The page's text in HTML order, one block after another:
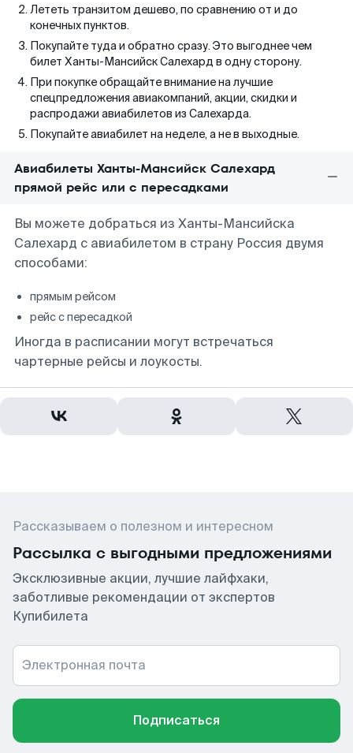
Лететь транзитом дешево, по сравнению от и до
конечных пунктов.
Покупайте туда и обратно сразу. Это выгоднее чем
билет Ханты-Мансийск Салехард в одну сторону.
При покупке обращайте внимание на лучшие
спецпредложения авиакомпаний, акции, скидки и
распродажи авиабилетов из Салехарда.
Покупайте авиабилет на неделе, а не в выходные.
Авиабилеты Ханты-Мансийск Салехард
прямой рейс или с пересадками
Вы можете добраться из Ханты-Мансийска
Салехард с авиабилетом в страну Россия двумя
способами:
прямым рейсом
рейс с пересадкой
Иногда в расписании могут встречаться
чартерные рейсы и лоукосты.
Рассказываем о полезном и интересном
Рассылка с выгодными предложениями
Эксклюзивные акции, лучшие лайфхаки,
заботливые рекомендации от экспертов
Купибилета
Электронная почта
Подписаться